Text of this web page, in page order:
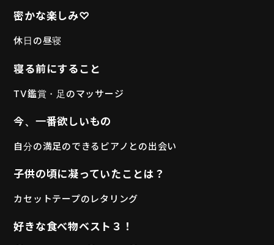
PLAYERS
密かな楽しみ♡
休日の昼寝
寝る前にすること
TV鑑賞・足のマッサージ
今、一番欲しいもの
自分の満足のできるピアノとの出会い
子供の頃に凝っていたことは？
カセットテープのレタリング
好きな食べ物ベスト３！